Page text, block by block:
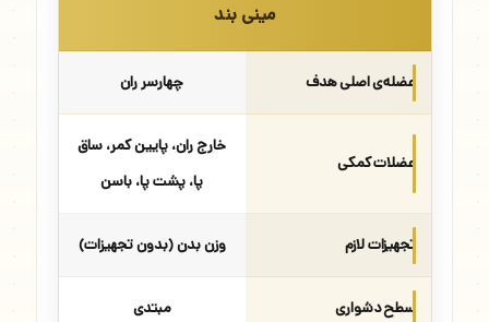
مینی بند
عضله‌ی اصلی هدف چهارسر ران
عضلات کمکی
خارج ران، پایین کمر، ساق
پا، پشت پا، باسن
تجهیزات لازم وزن بدن (بدون تجهیزات)
سطح دشواری مبتدی